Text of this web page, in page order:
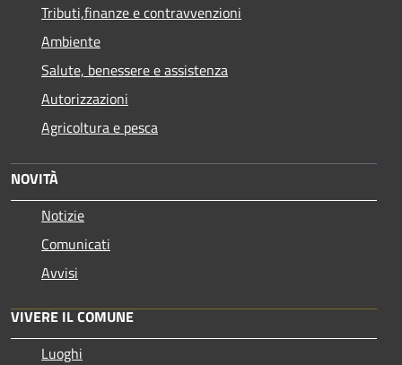
Tributi,finanze e contravvenzioni
Ambiente
Salute, benessere e assistenza
Autorizzazioni
Agricoltura e pesca
NOVITÀ
Notizie
Comunicati
Avvisi
VIVERE IL COMUNE
Luoghi